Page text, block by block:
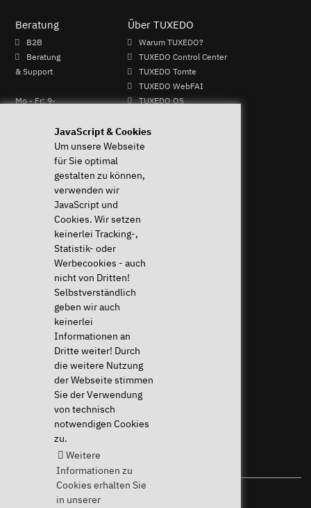
JavaScript & Cookies
Um unsere Webseite
für Sie optimal
gestalten zu können,
verwenden wir
JavaScript und
Cookies. Wir setzen
keinerlei Tracking-,
Statistik- oder
Werbecookies - auch
nicht von Dritten!
Selbstverständlich
geben wir auch
keinerlei
Informationen an
Dritte weiter! Durch
die weitere Nutzung
der Webseite stimmen
Sie der Verwendung
von technisch
notwendigen Cookies
zu.
Weitere
Informationen zu
Cookies erhalten Sie
in unserer
Beratung
B2B
Beratung
& Support
Mo - Fr: 9-
Widerruf ausführen
Über TUXEDO
Warum TUXEDO?
TUXEDO Control Center
TUXEDO Tomte
TUXEDO WebFAI
TUXEDO OS
Individuelle Logos und
Tastaturen
Hilfe & Support
Downloads & Treiber
Systemdiagnose
Häufige Fragen (FAQ)
Anleitungen
Hilfe für mein Gerät
Widerrufsrecht
Versandkosten & Lieferzeiten
Zahlungsarten
Community
Ihr Linux-Spezialist seit 2004